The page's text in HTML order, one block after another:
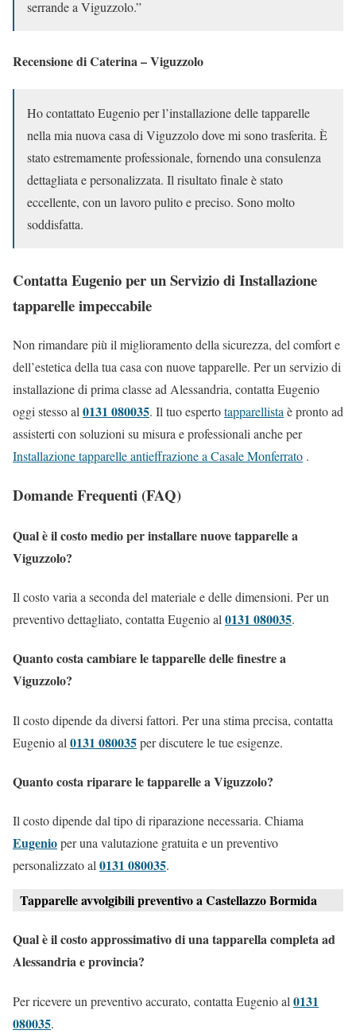
serrande a Viguzzolo.”
Recensione di Caterina – Viguzzolo
Ho contattato Eugenio per l’installazione delle tapparelle
nella mia nuova casa di Viguzzolo dove mi sono trasferita. È
stato estremamente professionale, fornendo una consulenza
dettagliata e personalizzata. Il risultato finale è stato
eccellente, con un lavoro pulito e preciso. Sono molto
soddisfatta.
Contatta Eugenio per un Servizio di Installazione
tapparelle impeccabile
Non rimandare più il miglioramento della sicurezza, del comfort e
dell’estetica della tua casa con nuove tapparelle. Per un servizio di
installazione di prima classe ad Alessandria, contatta Eugenio
oggi stesso al 0131 080035. Il tuo espertotapparellista è pronto ad
assisterti con soluzioni su misura e professionali anche per
Installazione tapparelle antieffrazione a Casale Monferrato .
Domande Frequenti (FAQ)
Qual è il costo medio per installare nuove tapparelle a
Viguzzolo?
Il costo varia a seconda del materiale e delle dimensioni. Per un
preventivo dettagliato, contatta Eugenio al 0131 080035.
Quanto costa cambiare le tapparelle delle finestre a
Viguzzolo?
Il costo dipende da diversi fattori. Per una stima precisa, contatta
Eugenio al 0131 080035per discutere le tue esigenze.
Quanto costa riparare le tapparelle a Viguzzolo?
Il costo dipende dal tipo di riparazione necessaria. Chiama
Eugenioper una valutazione gratuita e un preventivo
personalizzato al 0131 080035.
Tapparelle avvolgibili preventivo a Castellazzo Bormida
Qual è il costo approssimativo di una tapparella completa ad
Alessandria e provincia?
Per ricevere un preventivo accurato, contatta Eugenio al 0131
080035.